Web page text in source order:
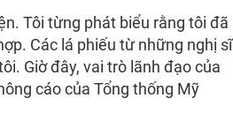
Tôi từng phát biểu rằng tôi đã
Các lá phiếu từ những nghị sĩ
Giờ đây, vai trò lãnh đạo của
cáo của Tổng thống Mỹ